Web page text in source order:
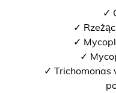
✓
✓
✓
✓
✓ Trichomonas